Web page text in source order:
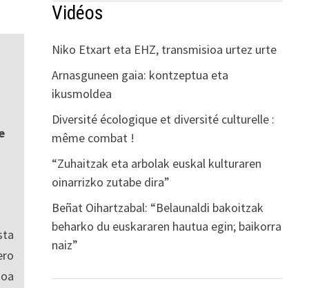
Vidéos
Niko Etxart eta EHZ, transmisioa urtez urte
Arnasguneen gaia: kontzeptua eta
ikusmoldea
Diversité écologique et diversité culturelle :
même combat !
“Zuhaitzak eta arbolak euskal kulturaren
oinarrizko zutabe dira”
Beñat Oihartzabal: “Belaunaldi bakoitzak
beharko du euskararen hautua egin; baikorra
naiz”